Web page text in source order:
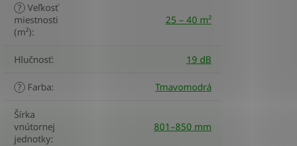
? Veľkosť
miestnosti
(m²):
25 – 40 m²
Hlučnosť: 19 dB
? Farba: Tmavomodrá
Šírka
vnútornej
jednotky:
801–850 mm